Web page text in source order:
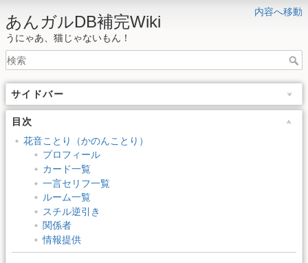
内容へ移動
あんガルDB補完Wiki
うにゃあ、猫じゃないもん！
サイドバー
目次
花音ことり（かのんことり）
プロフィール
カード一覧
一言セリフ一覧
ルーム一覧
スチル逆引き
関係者
情報提供